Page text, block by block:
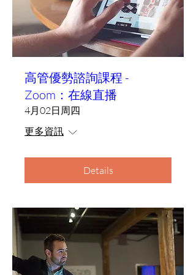
高管優勢諮詢課程 -
Zoom：在線直播
4月02日周四
更多資訊
Details